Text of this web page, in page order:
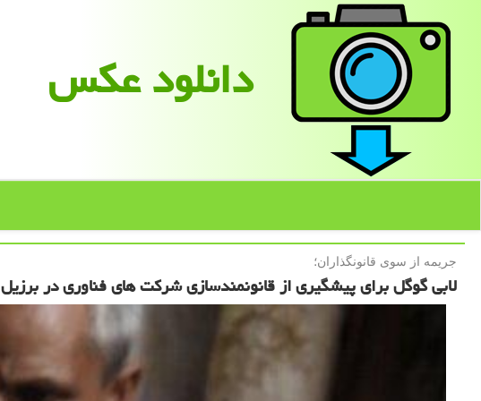
دانلود عكس
جریمه از سوی قانونگذاران؛
لابی گوگل برای پیشگیری از قانونمندسازی شرکت های فناوری در برزیل